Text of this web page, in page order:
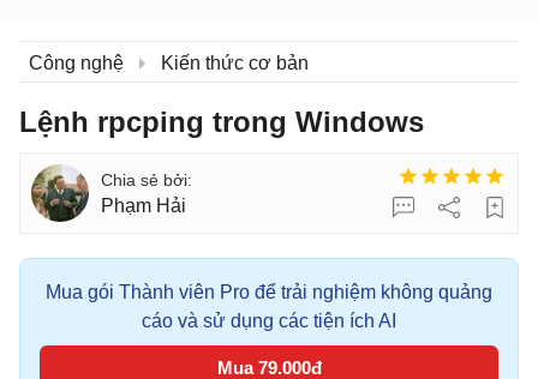
Công nghệ Kiến thức cơ bản
Lệnh rpcping trong Windows
Phạm Hải
Mua gói Thành viên Pro để trải nghiệm không quảng
cáo và sử dụng các tiện ích AI
Mua 79.000đ